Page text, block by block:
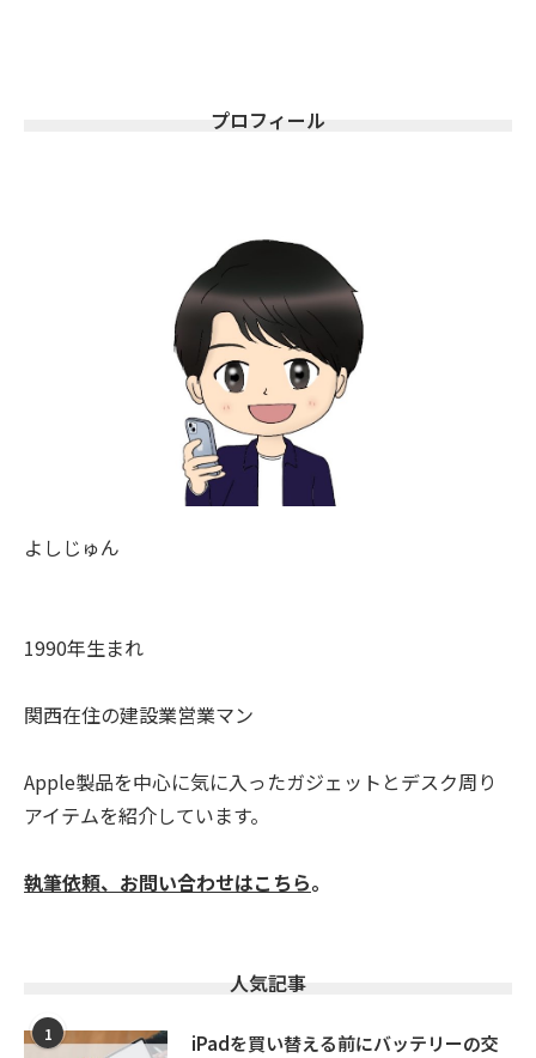
プロフィール
よしじゅん
1990年生まれ
関西在住の建設業営業マン
Apple製品を中心に気に入ったガジェットとデスク周り
アイテムを紹介しています。
執筆依頼、お問い合わせはこちら。
人気記事
1
iPadを買い替える前にバッテリーの交